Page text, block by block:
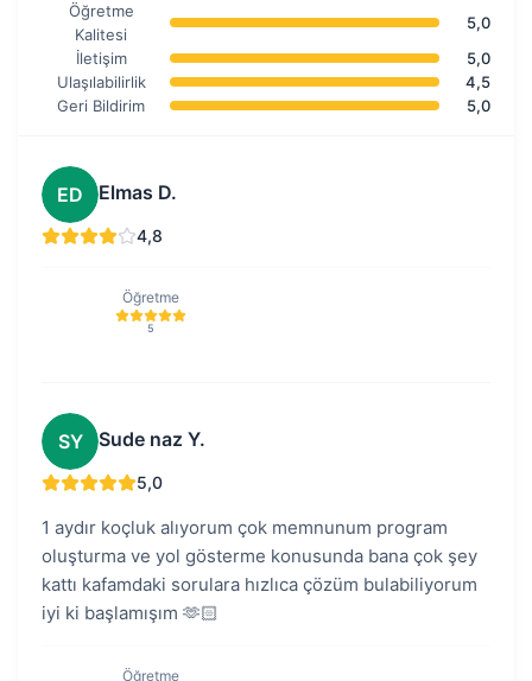
Öğretme
Kalitesi
5,0
İletişim
5,0
Ulaşılabilirlik
4,5
Geri Bildirim
5,0
ED Elmas D.
4,8
Öğretme
5
SY Sude naz Y.
5,0
1 aydır koçluk alıyorum çok memnunum program
oluşturma ve yol gösterme konusunda bana çok şey
kattı kafamdaki sorulara hızlıca çözüm bulabiliyorum
iyi ki başlamışım 🫶🏻
Öğretme